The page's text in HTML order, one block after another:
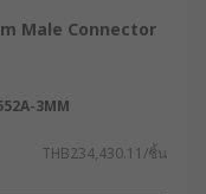
Male Connector
3MM
THB234,430.11/ชิ้น